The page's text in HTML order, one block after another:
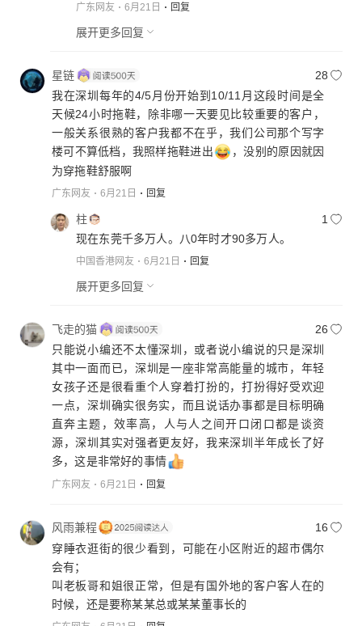
广东网友 6月21日 回复
展开更多回复
星链
28
我在深圳每年的4/5月份开始到10/11月这段时间是全
天候24小时拖鞋，除非哪一天要见比较重要的客户，
一般关系很熟的客户我都不在乎，我们公司那个写字
楼可不算低档，我照样拖鞋进出
，没别的原因就因
为穿拖鞋舒服啊
广东网友 6月21日 回复
柱
1
现在东莞千多万人。八0年时才90多万人。
中国香港网友 6月21日 回复
展开更多回复
飞走的猫
26
只能说小编还不太懂深圳，或者说小编说的只是深圳
其中一面而已，深圳是一座非常高能量的城市，年轻
女孩子还是很看重个人穿着打扮的，打扮得好受欢迎
一点，深圳确实很务实，而且说话办事都是目标明确
直奔主题，效率高，人与人之间开口闭口都是谈资
源，深圳其实对强者更友好，我来深圳半年成长了好
多，这是非常好的事情
广东网友 6月21日 回复
风雨兼程
16
穿睡衣逛街的很少看到，可能在小区附近的超市偶尔
会有；
叫老板哥和姐很正常，但是有国外地的客户客人在的
时候，还是要称某某总或某某董事长的